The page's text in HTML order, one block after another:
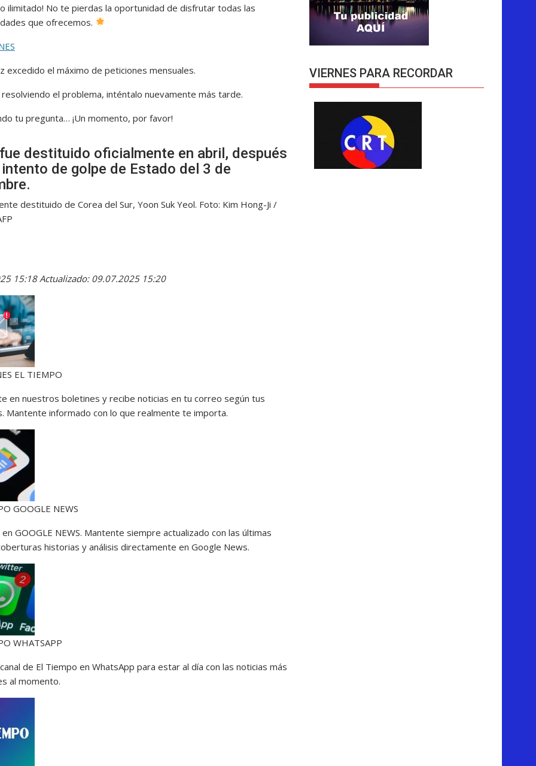
ilimitado! No te pierdas la oportunidad de disfrutar todas las
que ofrecemos.
excedido el máximo de peticiones mensuales.
el problema, inténtalo nuevamente más tarde.
tu pregunta… ¡Un momento, por favor!
destituido oficialmente en abril, después
de golpe de Estado del 3 de
destituido de Corea del Sur, Yoon Suk Yeol. Foto: Kim Hong-Ji /
15:18 Actualizado: 09.07.2025 15:20
EL TIEMPO
en nuestros boletines y recibe noticias en tu correo según tus
Mantente informado con lo que realmente te importa.
GOOGLE NEWS
en GOOGLE NEWS. Mantente siempre actualizado con las últimas
historias y análisis directamente en Google News.
WHATSAPP
de El Tiempo en WhatsApp para estar al día con las noticias más
al momento.
VIERNES PARA RECORDAR